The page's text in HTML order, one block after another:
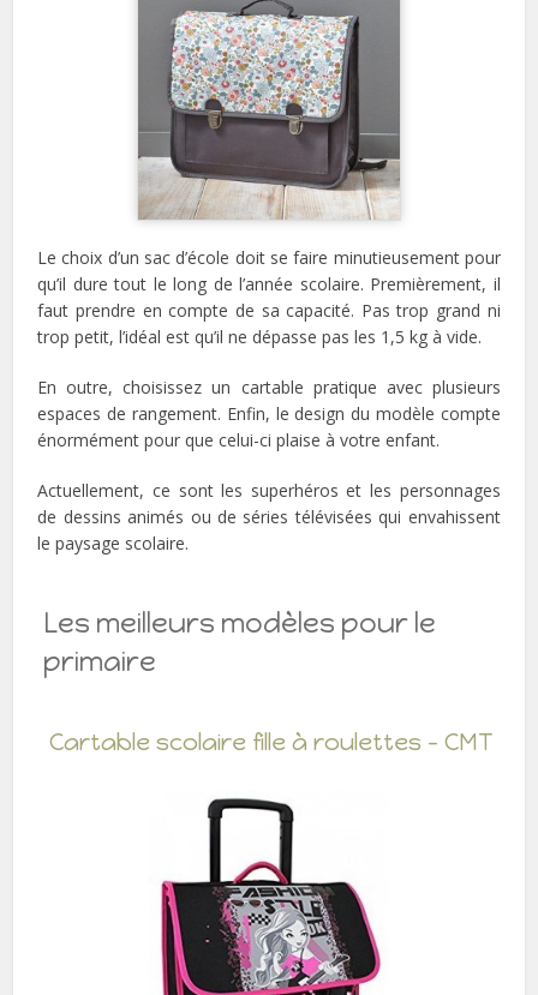
Le choix d’un sac d’école doit se faire minutieusement pour
qu’il dure tout le long de l’année scolaire. Premièrement, il
faut prendre en compte de sa capacité. Pas trop grand ni
trop petit, l’idéal est qu’il ne dépasse pas les 1,5 kg à vide.
En outre, choisissez un cartable pratique avec plusieurs
espaces de rangement. Enfin, le design du modèle compte
énormément pour que celui-ci plaise à votre enfant.
Actuellement, ce sont les superhéros et les personnages
de dessins animés ou de séries télévisées qui envahissent
le paysage scolaire.
Les meilleurs modèles pour le
primaire
Cartable scolaire fille à roulettes – CMT